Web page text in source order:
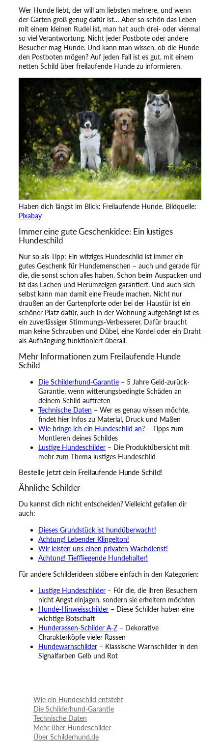
e
n
g
e
Wer Hunde liebt, der will am liebsten mehrere, und wenn
der Garten groß genug dafür ist… Aber so schön das Leben
mit einem kleinen Rudel ist, man hat auch drei- oder viermal
so viel Verantwortung. Nicht jeder Postbote oder andere
Besucher mag Hunde. Und kann man wissen, ob die Hunde
den Postboten mögen? Auf jeden Fall ist es gut, mit einem
netten Schild über freilaufende Hunde zu informieren.
Haben dich längst im Blick: Freilaufende Hunde. Bildquelle:
Pixabay
Immer eine gute Geschenkidee: Ein lustiges
Hundeschild
Nur so als Tipp: Ein witziges Hundeschild ist immer ein
gutes Geschenk für Hundemenschen – auch und gerade für
die, die sonst schon alles haben. Schon beim Auspacken und
ist das Lachen und Herumzeigen garantiert. Und auch sich
selbst kann man damit eine Freude machen. Nicht nur
draußen an der Gartenpforte oder bei der Haustür ist ein
schöner Platz dafür, auch in der Wohnung aufgehängt ist es
ein zuverlässiger Stimmungs-Verbesserer. Dafür braucht
man keine Schrauben und Dübel, eine Kordel oder ein Draht
als Aufhängung funktioniert überall.
Mehr Informationen zum Freilaufende Hunde
Schild
Die Schilderhund-Garantie – 5 Jahre Geld-zurück-
Garantie, wenn witterungsbedingte Schäden an
deinem Schild auftreten
Technische Daten – Wer es genau wissen möchte,
findet hier Infos zu Material, Druck und Maßen
Wie bringe ich ein Hundeschild an? – Tipps zum
Montieren deines Schildes
Lustige Hundeschilder – Die Produktübersicht mit
mehr zum Thema lustiges Hundeschild
Bestelle jetzt dein Freilaufende Hunde Schild!
Ähnliche Schilder
Du kannst dich nicht entscheiden? Vielleicht gefallen dir
auch:
Dieses Grundstück ist hundüberwacht!
Achtung! Lebender Klingelton!
Wir leisten uns einen privaten Wachdienst!
Achtung! Tieffliegende Hundehalter!
Für andere Schilderideen stöbere einfach in den Kategorien:
Lustige Hundeschilder – Für die, die ihren Besuchern
nicht Angst einjagen, sondern sie erheitern möchten
Hunde-Hinweisschilder – Diese Schilder haben eine
wichtige Botschaft
Hunderassen-Schilder A-Z – Dekorative
Charakterköpfe vieler Rassen
Hundewarnschilder – Klassische Warnschilder in den
Signalfarben Gelb und Rot
Wie ein Hundeschild entsteht
Die Schilderhund-Garantie
Technische Daten
Mehr über Hundeschilder
Über Schilderhund.de